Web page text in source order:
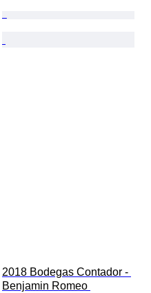
2018 Bodegas Contador -
Benjamin Romeo